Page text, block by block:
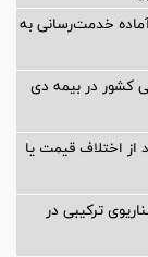
خدمت‌رسانی به
کشور در بیمه دی
از اختلاف قیمت یا
ترکیبی در